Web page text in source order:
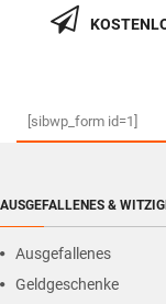
[sibwp_form id=1]
AUSGEFALLENES &
Ausgefallenes
Geldgeschenke